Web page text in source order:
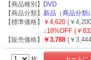
【商品種別】
DVD
【商品分類】 新品 （商品分類
【標準価格】
￥4,620 (￥
↓ 18%OFF (￥
【販売価格】
￥3,788 (￥